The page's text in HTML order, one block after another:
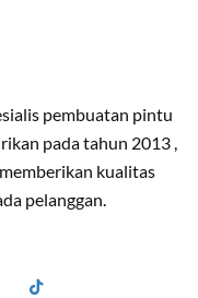
pembuatan pintu
pada tahun 2013 ,
kualitas
pelanggan.